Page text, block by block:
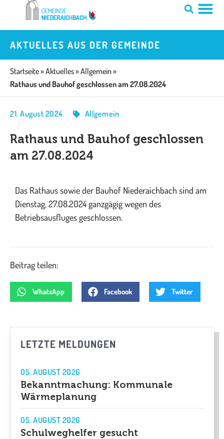
springen
AKTUELLES AUS DER GEMEINDE
Startseite»Aktuelles»Allgemein»
Rathaus und Bauhof geschlossen am 27.08.2024
21. August 2024 Allgemein
Rathaus und Bauhof geschlossen
am 27.08.2024
Das Rathaus sowie der Bauhof Niederaichbach sind am
Dienstag, 27.08.2024 ganzgägig wegen des
Betriebsausfluges geschlossen.
Beitrag teilen:
WhatsApp Facebook Twitter
LETZTE MELDUNGEN
05. AUGUST 2026
Bekanntmachung: Kommunale
Wärmeplanung
05. AUGUST 2026
Schulweghelfer gesucht